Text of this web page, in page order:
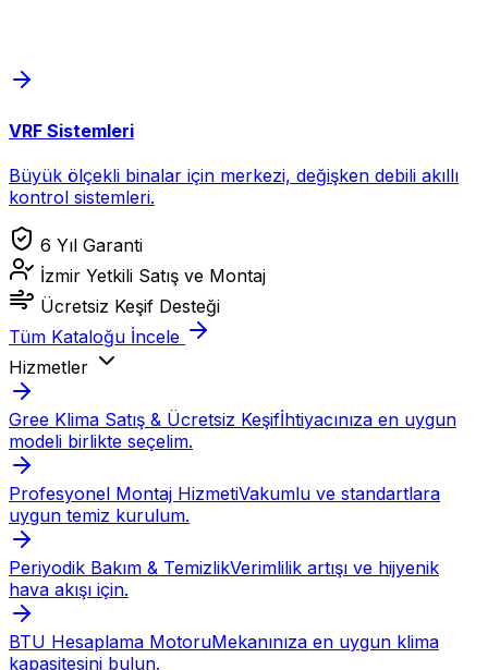
VRF Sistemleri
Büyük ölçekli binalar için merkezi, değişken debili akıllı
kontrol sistemleri.
6 Yıl Garanti
İzmir Yetkili Satış ve Montaj
Ücretsiz Keşif Desteği
Tüm Kataloğu İncele
Hizmetler
Gree Klima Satış & Ücretsiz Keşifİhtiyacınıza en uygun
modeli birlikte seçelim.
Profesyonel Montaj HizmetiVakumlu ve standartlara
uygun temiz kurulum.
Periyodik Bakım & TemizlikVerimlilik artışı ve hijyenik
hava akışı için.
BTU Hesaplama MotoruMekanınıza en uygun klima
kapasitesini bulun.